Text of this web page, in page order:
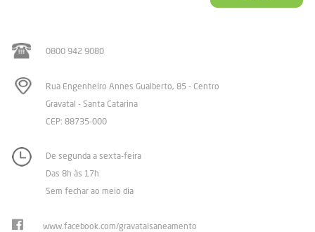
0800 942 9080
Rua Engenheiro Annes Gualberto, 85 - Centro
Gravatal - Santa Catarina
CEP: 88735-000
De segunda a sexta-feira
Das 8h às 17h
Sem fechar ao meio dia
www.facebook.com/gravatalsaneamento